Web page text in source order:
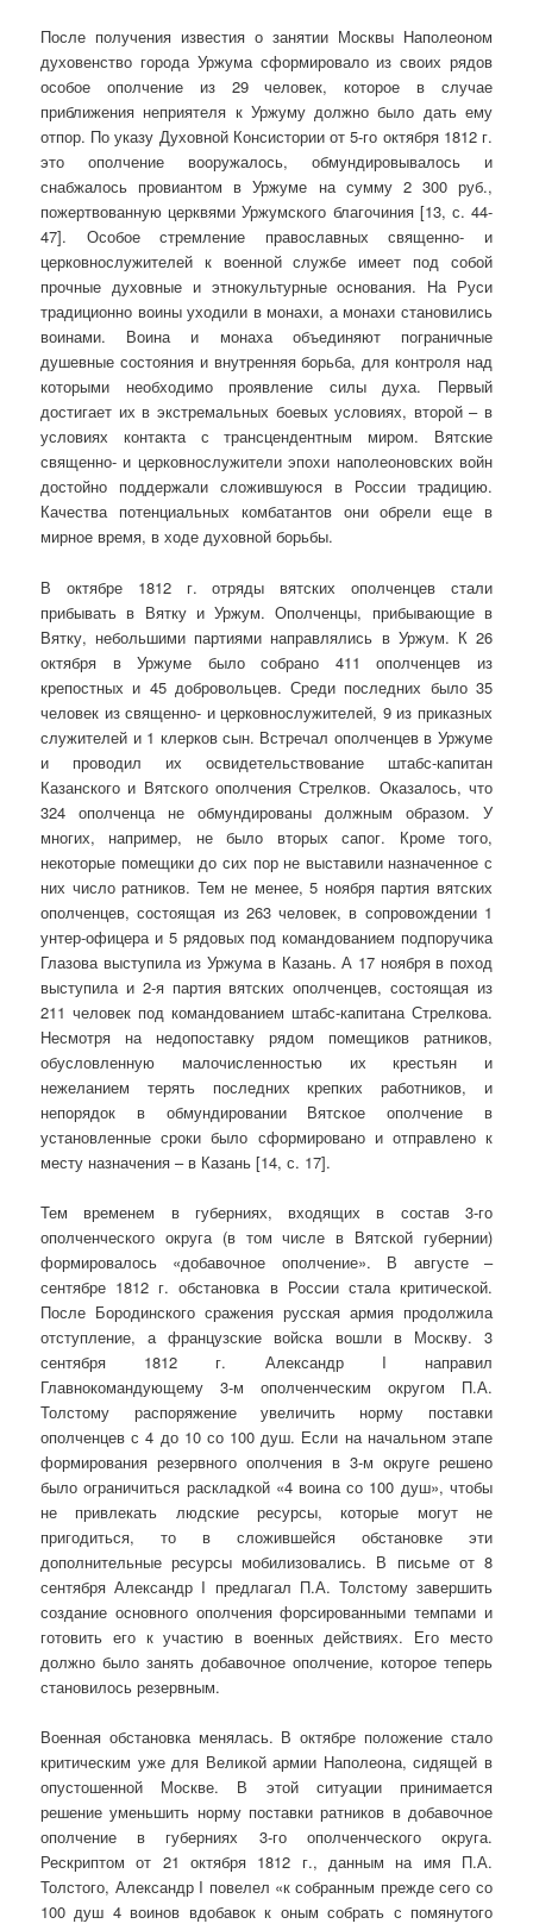
После получения известия о занятии Москвы Наполеоном
духовенство города Уржума сформировало из своих рядов
особое ополчение из 29 человек, которое в случае
приближения неприятеля к Уржуму должно было дать ему
отпор. По указу Духовной Консистории от 5-го октября 1812 г.
это ополчение вооружалось, обмундировывалось и
снабжалось провиантом в Уржуме на сумму 2 300 руб.,
пожертвованную церквями Уржумского благочиния [13, с. 44-
47]. Особое стремление православных священно- и
церковнослужителей к военной службе имеет под собой
прочные духовные и этнокультурные основания. На Руси
традиционно воины уходили в монахи, а монахи становились
воинами. Воина и монаха объединяют пограничные
душевные состояния и внутренняя борьба, для контроля над
которыми необходимо проявление силы духа. Первый
достигает их в экстремальных боевых условиях, второй – в
условиях контакта с трансцендентным миром. Вятские
священно- и церковнослужители эпохи наполеоновских войн
достойно поддержали сложившуюся в России традицию.
Качества потенциальных комбатантов они обрели еще в
мирное время, в ходе духовной борьбы.
В октябре 1812 г. отряды вятских ополченцев стали
прибывать в Вятку и Уржум. Ополченцы, прибывающие в
Вятку, небольшими партиями направлялись в Уржум. К 26
октября в Уржуме было собрано 411 ополченцев из
крепостных и 45 добровольцев. Среди последних было 35
человек из священно- и церковнослужителей, 9 из приказных
служителей и 1 клерков сын. Встречал ополченцев в Уржуме
и проводил их освидетельствование штабс-капитан
Казанского и Вятского ополчения Стрелков. Оказалось, что
324 ополченца не обмундированы должным образом. У
многих, например, не было вторых сапог. Кроме того,
некоторые помещики до сих пор не выставили назначенное с
них число ратников. Тем не менее, 5 ноября партия вятских
ополченцев, состоящая из 263 человек, в сопровождении 1
унтер-офицера и 5 рядовых под командованием подпоручика
Глазова выступила из Уржума в Казань. А 17 ноября в поход
выступила и 2-я партия вятских ополченцев, состоящая из
211 человек под командованием штабс-капитана Стрелкова.
Несмотря на недопоставку рядом помещиков ратников,
обусловленную малочисленностью их крестьян и
нежеланием терять последних крепких работников, и
непорядок в обмундировании Вятское ополчение в
установленные сроки было сформировано и отправлено к
месту назначения – в Казань [14, с. 17].
Тем временем в губерниях, входящих в состав 3-го
ополченческого округа (в том числе в Вятской губернии)
формировалось «добавочное ополчение». В августе –
сентябре 1812 г. обстановка в России стала критической.
После Бородинского сражения русская армия продолжила
отступление, а французские войска вошли в Москву. 3
сентября 1812 г. Александр I направил
Главнокомандующему 3-м ополченческим округом П.А.
Толстому распоряжение увеличить норму поставки
ополченцев с 4 до 10 со 100 душ. Если на начальном этапе
формирования резервного ополчения в 3-м округе решено
было ограничиться раскладкой «4 воина со 100 душ», чтобы
не привлекать людские ресурсы, которые могут не
пригодиться, то в сложившейся обстановке эти
дополнительные ресурсы мобилизовались. В письме от 8
сентября Александр I предлагал П.А. Толстому завершить
создание основного ополчения форсированными темпами и
готовить его к участию в военных действиях. Его место
должно было занять добавочное ополчение, которое теперь
становилось резервным.
Военная обстановка менялась. В октябре положение стало
критическим уже для Великой армии Наполеона, сидящей в
опустошенной Москве. В этой ситуации принимается
решение уменьшить норму поставки ратников в добавочное
ополчение в губерниях 3-го ополченческого округа.
Рескриптом от 21 октября 1812 г., данным на имя П.А.
Толстого, Александр I повелел «к собранным прежде сего со
100 душ 4 воинов вдобавок к оным собрать с помянутого